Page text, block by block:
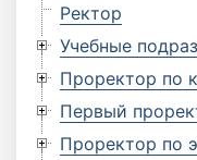
Ректор
Учебные
Проректор по
Первый
Проректор по